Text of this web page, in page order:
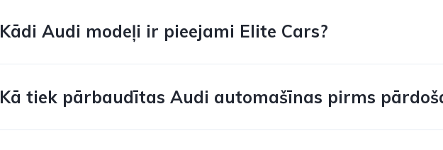
Kādi Audi modeļi ir pieejami Elite Cars?
Kā tiek pārbaudītas Audi automašīnas pirms